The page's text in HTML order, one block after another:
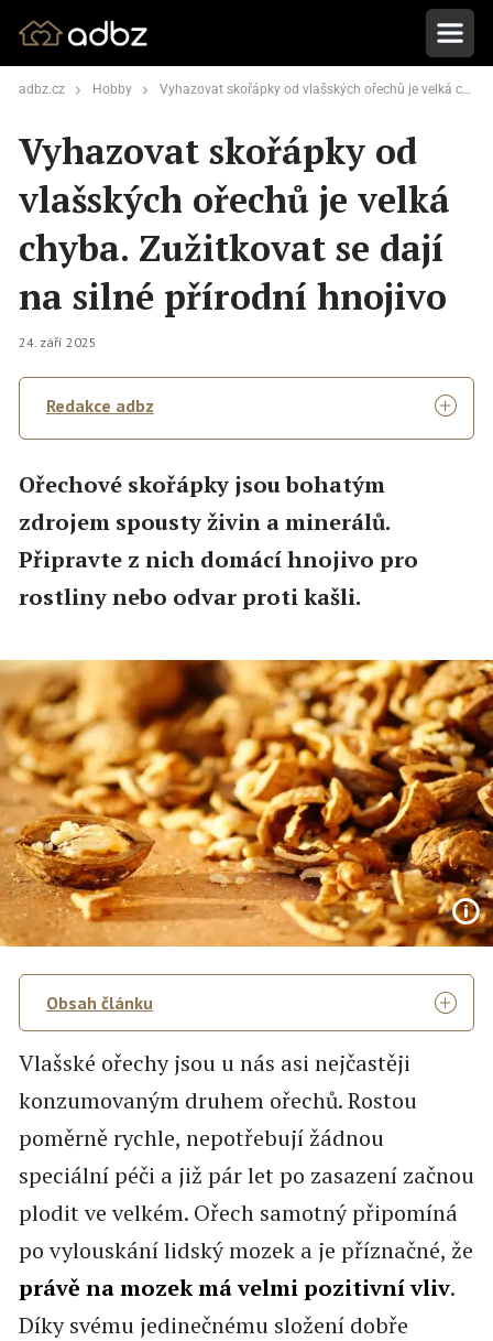
adbz.cz Hobby Vyhazovat skořápky od vlašských ořechů je velká chyba. Zužitkovat se dají na silné přírodní hnojivo
Vyhazovat skořápky od
vlašských ořechů je velká
chyba. Zužitkovat se dají
na silné přírodní hnojivo
24. září 2025
Redakce adbz
Ořechové skořápky jsou bohatým
zdrojem spousty živin a minerálů.
Připravte z nich domácí hnojivo pro
rostliny nebo odvar proti kašli.
Obsah článku
Vlašské ořechy jsou u nás asi nejčastěji
konzumovaným druhem ořechů. Rostou
poměrně rychle, nepotřebují žádnou
speciální péči a již pár let po zasazení začnou
plodit ve velkém. Ořech samotný připomíná
po vylouskání lidský mozek a je příznačné, že
právě na mozek má velmi pozitivní vliv.
Díky svému jedinečnému složení dobře